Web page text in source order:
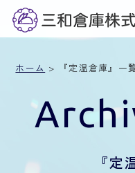
ホーム > 『定温倉庫』一
『定